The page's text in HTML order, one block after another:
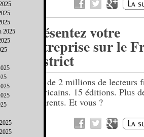
Présentez votre
entreprise sur le
District
Près de 2 millions de lecteurs
américains. 15 éditions. Plus
adhérents. Et vous ?
2025